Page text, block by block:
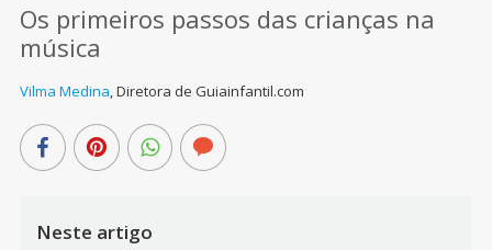
Os primeiros passos das crianças na
música
Vilma Medina,Diretora de Guiainfantil.com
Neste artigo